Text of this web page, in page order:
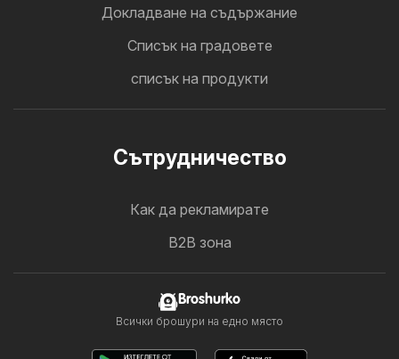
Докладване на съдържание
Cписък на градовете
списък на продукти
Cътрудничество
Как да рекламирате
B2B зона
Broshurko
Всички брошури на едно място